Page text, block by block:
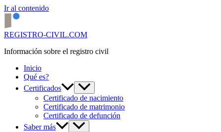
Ir al contenido
REGISTRO-CIVIL.COM
Información sobre el registro civil
Inicio
Qué es?
Certificados
Certificado de nacimiento
Certificado de matrimonio
Certificado de defunción
Saber más